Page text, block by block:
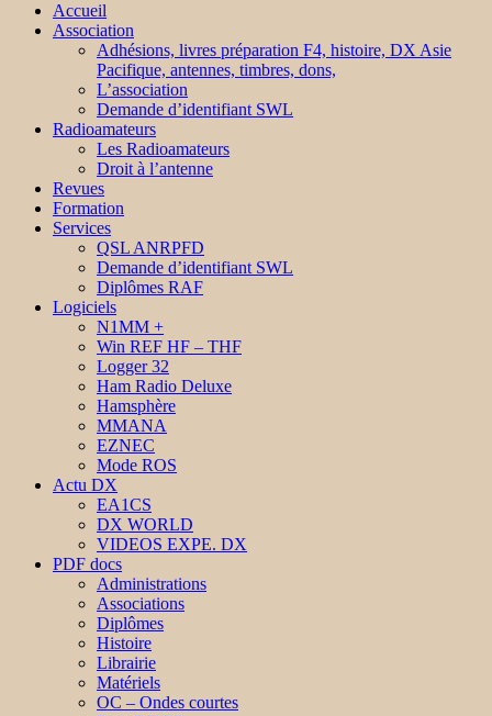
Accueil
Association
Adhésions, livres préparation F4, histoire, DX Asie
Pacifique, antennes, timbres, dons,
L’association
Demande d’identifiant SWL
Radioamateurs
Les Radioamateurs
Droit à l’antenne
Revues
Formation
Services
QSL ANRPFD
Demande d’identifiant SWL
Diplômes RAF
Logiciels
N1MM +
Win REF HF – THF
Logger 32
Ham Radio Deluxe
Hamsphère
MMANA
EZNEC
Mode ROS
Actu DX
EA1CS
DX WORLD
VIDEOS EXPE. DX
PDF docs
Administrations
Associations
Diplômes
Histoire
Librairie
Matériels
OC – Ondes courtes